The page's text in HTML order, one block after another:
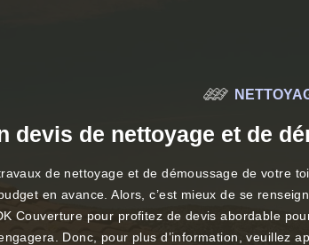
devis de nettoyage et de
de nettoyage et de démoussage de votre
en avance. Alors, c’est mieux de se
Couverture pour profitez de devis abordable
Donc, pour plus d’information, veuillez